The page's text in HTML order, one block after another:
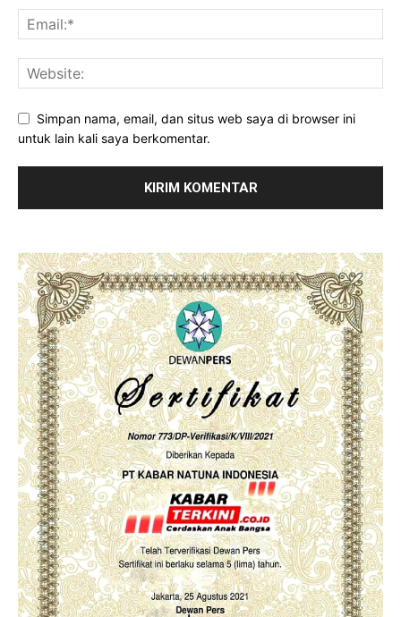
Simpan nama, email, dan situs web saya di browser ini
untuk lain kali saya berkomentar.